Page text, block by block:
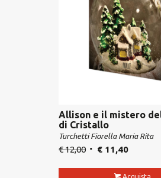
Allison e il mistero
di Cristallo
Turchetti Fiorella Maria Rita
€12,00 €11,40